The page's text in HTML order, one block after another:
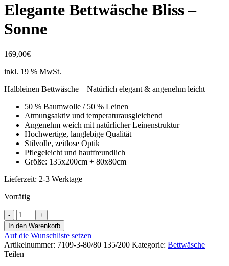
Elegante Bettwäsche Bliss –
Sonne
169,00€
inkl. 19 % MwSt.
Halbleinen Bettwäsche – Natürlich elegant & angenehm leicht
50 % Baumwolle / 50 % Leinen
Atmungsaktiv und temperaturausgleichend
Angenehm weich mit natürlicher Leinenstruktur
Hochwertige, langlebige Qualität
Stilvolle, zeitlose Optik
Pflegeleicht und hautfreundlich
Größe: 135x200cm + 80x80cm
Lieferzeit: 2-3 Werktage
Vorrätig
Elegante
Bettwäsche
Bliss
-
Sonne
Menge
In den Warenkorb
Auf die Wunschliste setzen
Artikelnummer: 7109-3-80/80 135/200 Kategorie: Bettwäsche
Teilen